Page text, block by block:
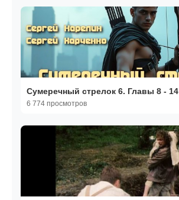
Сумеречный стрелок 6. Главы 8 - 14
6 774 просмотров